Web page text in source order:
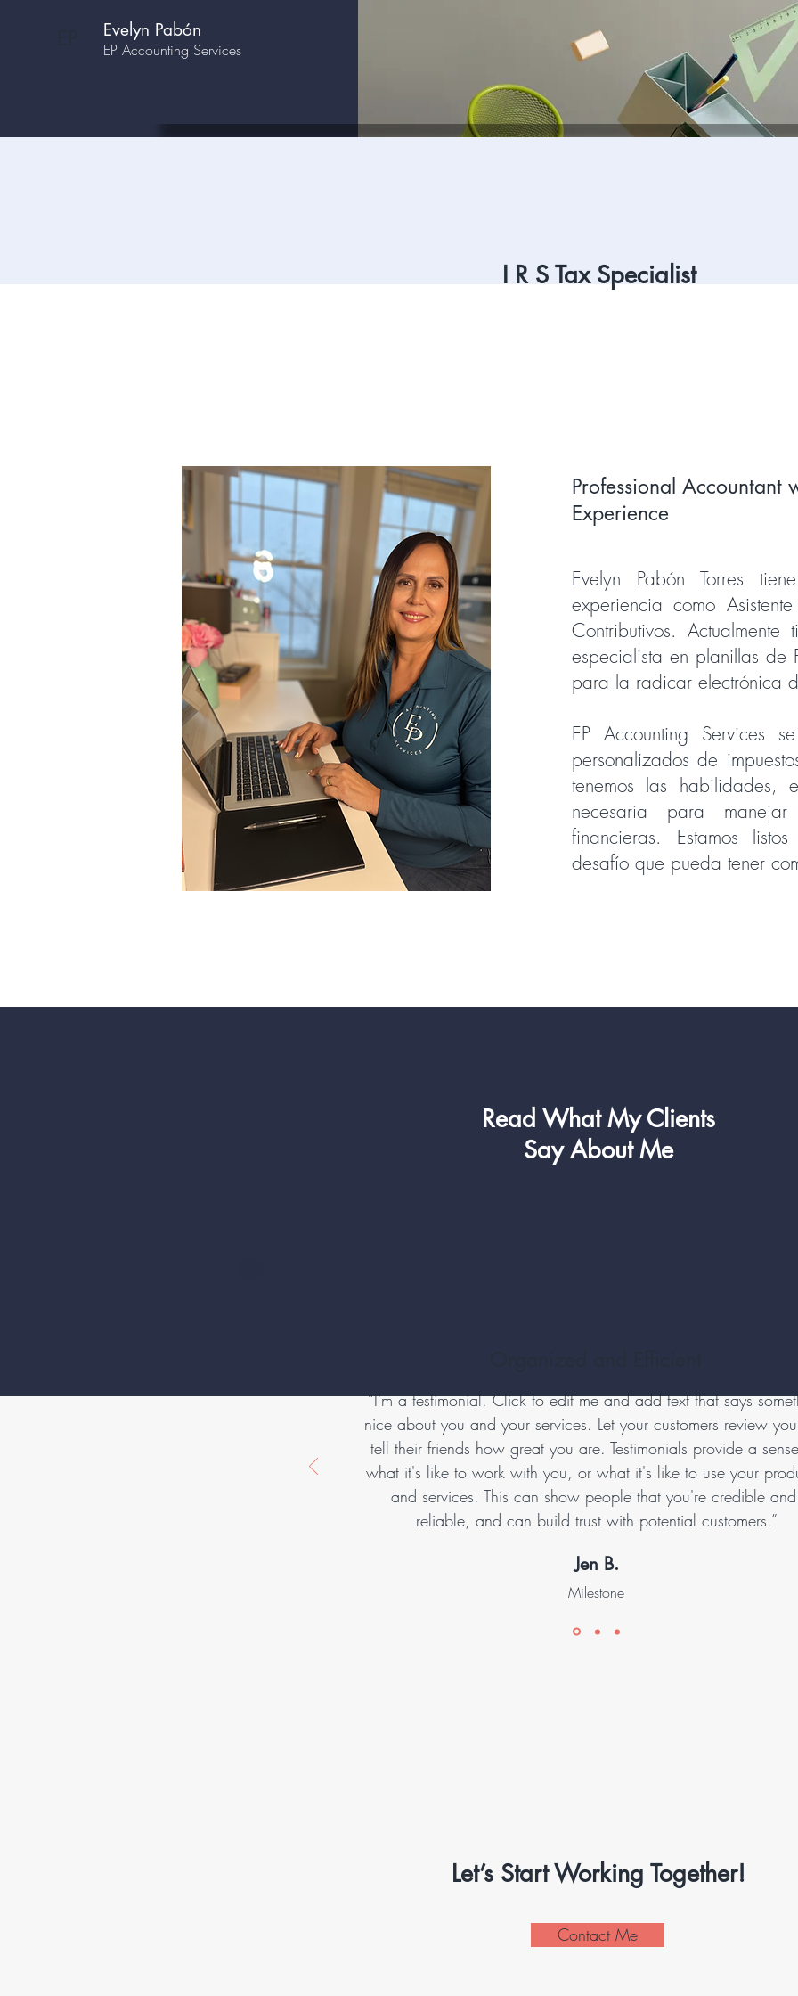
Evelyn Pabón
EP Accounting Services
I R S Tax Specialist
Professional Accountant
Experience
Evelyn Pabón Torres
experiencia como
Contributivos.
especialista en planillas de
para la radicar electrónica
EP Accounting Services
personalizados de
tenemos las habilidades,
necesaria para
financieras. Estamos
desafío que pueda tener
Read What My Clients
Say About Me
“I'm a testimonial. Click to edit me and add text that says
nice about you and your services. Let your customers review
tell their friends how great you are. Testimonials provide a
what it's like to work with you, or what it's like to use your
and services. This can show people that you're credible and
reliable, and can build trust with potential customers.”
Jen B.
Milestone
Let’s Start Working Together!
Contact Me